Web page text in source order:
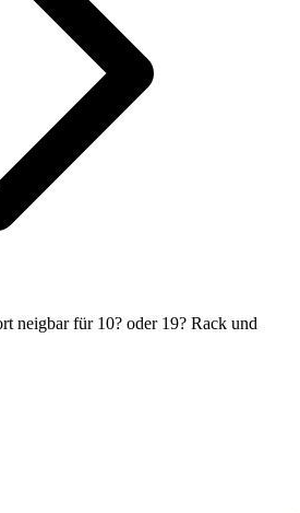
neigbar für 10? oder 19? Rack und